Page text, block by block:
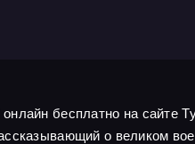
бесплатно на сайте
о великом